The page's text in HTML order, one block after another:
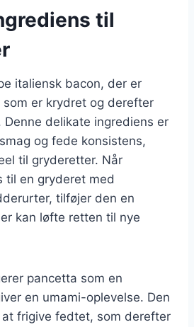
til
italiensk bacon, der er
er krydret og derefter
delikate ingrediens er
og fede konsistens,
til gryderetter. Når
en gryderet med
tilføjer den en
kan løfte retten til nye
pancetta som en
en umami-oplevelse. Den
frigive fedtet, som derefter